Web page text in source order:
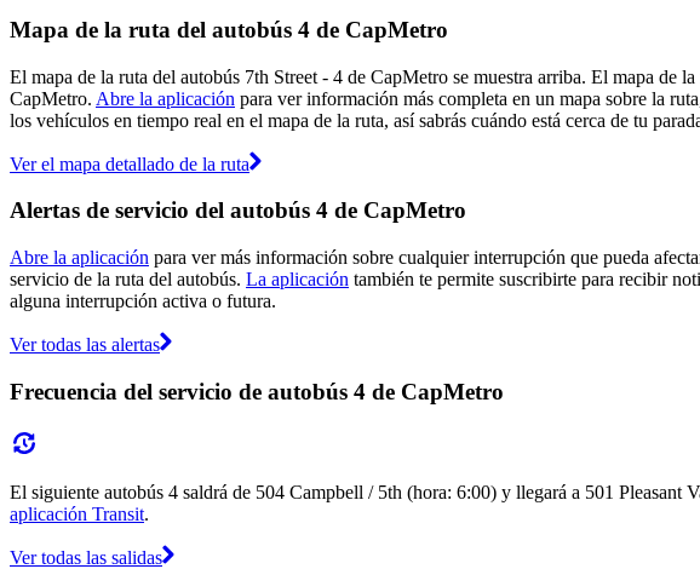
Mapa de la ruta del autobús 4 de CapMetro
El mapa de la ruta del autobús 7th Street - 4 de CapMetro se muestra arriba. El mapa de
CapMetro. Abre la aplicación para ver información más completa en un mapa sobre la
los vehículos en tiempo real en el mapa de la ruta, así sabrás cuándo está cerca de tu
Ver el mapa detallado de la ruta
Alertas de servicio del autobús 4 de CapMetro
Abre la aplicación para ver más información sobre cualquier interrupción que pueda
servicio de la ruta del autobús. La aplicación también te permite suscribirte para recibir
alguna interrupción activa o futura.
Ver todas las alertas
Frecuencia del servicio de autobús 4 de CapMetro
El siguiente autobús 4 saldrá de 504 Campbell / 5th (hora: 6:00) y llegará a 501
aplicación Transit.
Ver todas las salidas